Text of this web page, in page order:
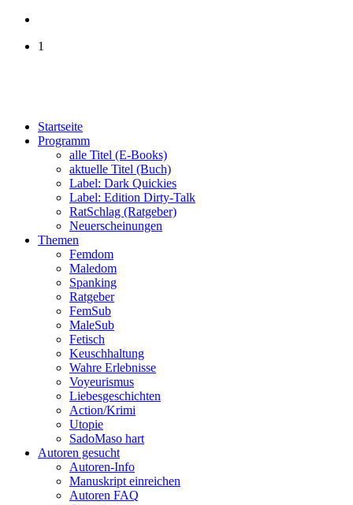
1
Startseite
Programm
alle Titel (E-Books)
aktuelle Titel (Buch)
Label: Dark Quickies
Label: Edition Dirty-Talk
RatSchlag (Ratgeber)
Neuerscheinungen
Themen
Femdom
Maledom
Spanking
Ratgeber
FemSub
MaleSub
Fetisch
Keuschhaltung
Wahre Erlebnisse
Voyeurismus
Liebesgeschichten
Action/Krimi
Utopie
SadoMaso hart
Autoren gesucht
Autoren-Info
Manuskript einreichen
Autoren FAQ